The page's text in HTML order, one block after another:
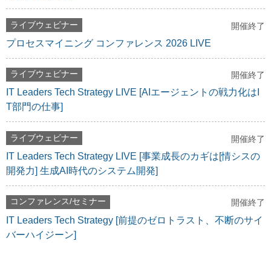
ライブウェビナー 開催終了
プロセスマイニング コンファレンス 2026 LIVE
ライブウェビナー 開催終了
IT Leaders Tech Strategy LIVE [AIエージェントの戦力化はI
T部門の仕事]
ライブウェビナー 開催終了
IT Leaders Tech Strategy LIVE [事業成長のカギは[情シスの
開発力] 生成AI時代のシステム開発]
コンファレンス/セミナー 開催終了
IT Leaders Tech Strategy [前提のゼロトラスト、不断のサイ
バーハイジーン]